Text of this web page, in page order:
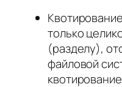
только
(разделу),
файловой